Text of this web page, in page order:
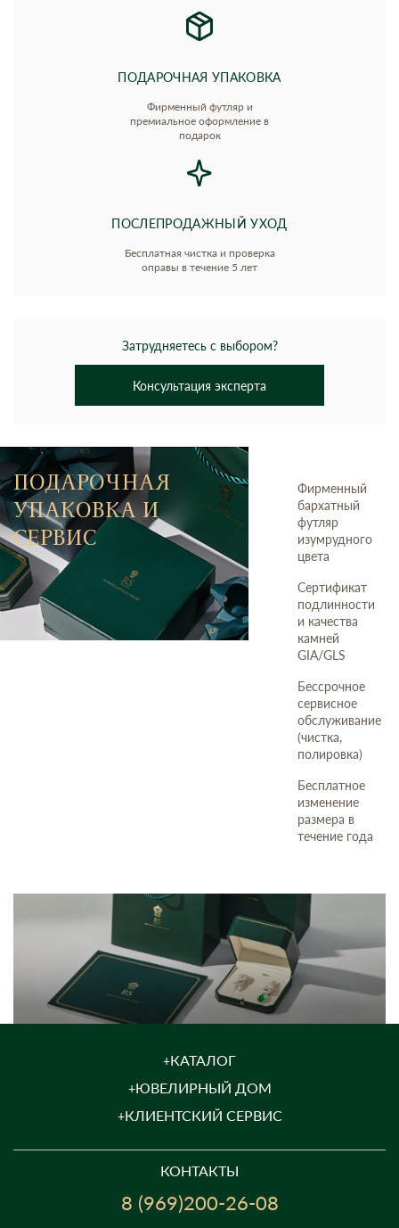
ПОДАРОЧНАЯ УПАКОВКА
Фирменный футляр и
премиальное оформление в
подарок
ПОСЛЕПРОДАЖНЫЙ УХОД
Бесплатная чистка и проверка
оправы в течение 5 лет
Затрудняетесь с выбором?
Консультация эксперта
ПОДАРОЧНАЯ
УПАКОВКА И
СЕРВИС
Фирменный
бархатный
футляр
изумрудного
цвета
Сертификат
подлинности
и качества
камней
GIA/GLS
Бессрочное
сервисное
обслуживание
(чистка,
полировка)
Бесплатное
изменение
размера в
течение года
КАТАЛОГ
ЮВЕЛИРНЫЙ ДОМ
КЛИЕНТСКИЙ СЕРВИС
КОНТАКТЫ
8 (969)200-26-08